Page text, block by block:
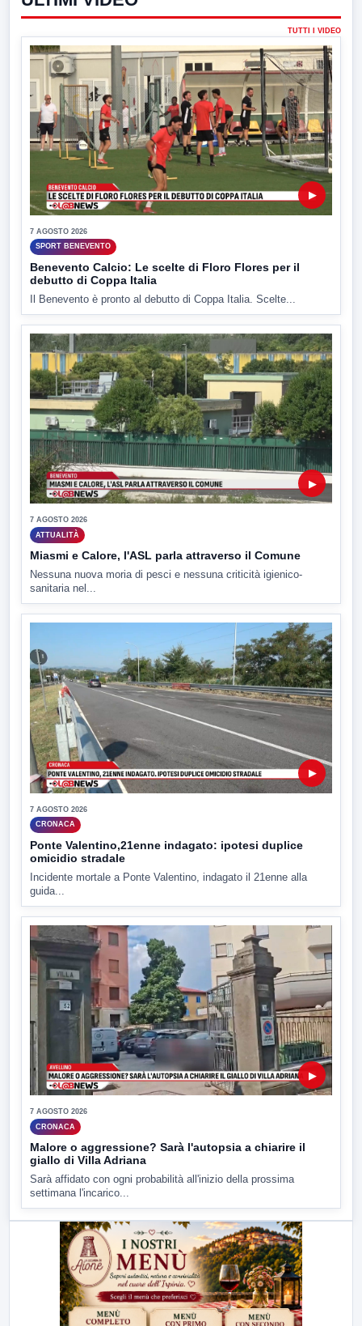
TUTTI I VIDEO
▶
7 AGOSTO 2026
SPORT BENEVENTO
Benevento Calcio: Le scelte di Floro Flores per il
debutto di Coppa Italia
Il Benevento è pronto al debutto di Coppa Italia. Scelte...
▶
7 AGOSTO 2026
ATTUALITÀ
Miasmi e Calore, l'ASL parla attraverso il Comune
Nessuna nuova moria di pesci e nessuna criticità igienico-
sanitaria nel...
▶
7 AGOSTO 2026
CRONACA
Ponte Valentino,21enne indagato: ipotesi duplice
omicidio stradale
Incidente mortale a Ponte Valentino, indagato il 21enne alla
guida...
▶
7 AGOSTO 2026
CRONACA
Malore o aggressione? Sarà l'autopsia a chiarire il
giallo di Villa Adriana
Sarà affidato con ogni probabilità all'inizio della prossima
settimana l'incarico...